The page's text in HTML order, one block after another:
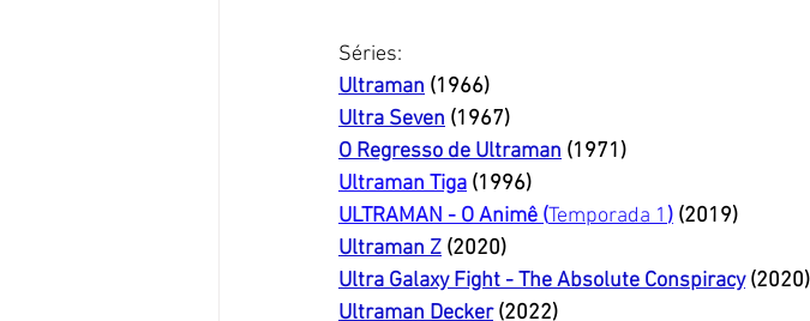
Séries:
Ultraman (1966)
Ultra Seven (1967)
O Regresso de Ultraman (1971)
Ultraman Tiga (1996)
ULTRAMAN - O Animê (Temporada 1) (2019)
Ultraman Z (2020)
Ultra Galaxy Fight - The Absolute Conspiracy (2020)
Ultraman Decker (2022)